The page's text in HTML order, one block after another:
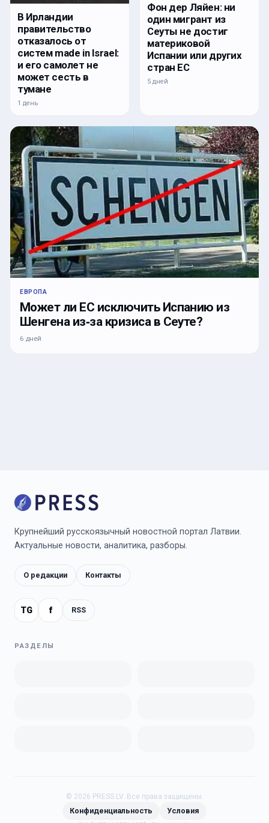
В Ирландии
правительство
отказалось от
систем made in Israel:
и его самолет не
может сесть в
тумане
1 день
Фон дер Ляйен: ни
один мигрант из
Сеуты не достиг
материковой
Испании или других
стран ЕС
5 дней
ЕВРОПА
Может ли ЕС исключить Испанию из
Шенгена из‑за кризиса в Сеуте?
6 дней
Крупнейший русскоязычный новостной портал Латвии.
Актуальные новости, аналитика, разборы.
О редакции Контакты
TG f RSS
РАЗДЕЛЫ
© 2026 PRESS.LV. Все права защищены.
Конфиденциальность Условия